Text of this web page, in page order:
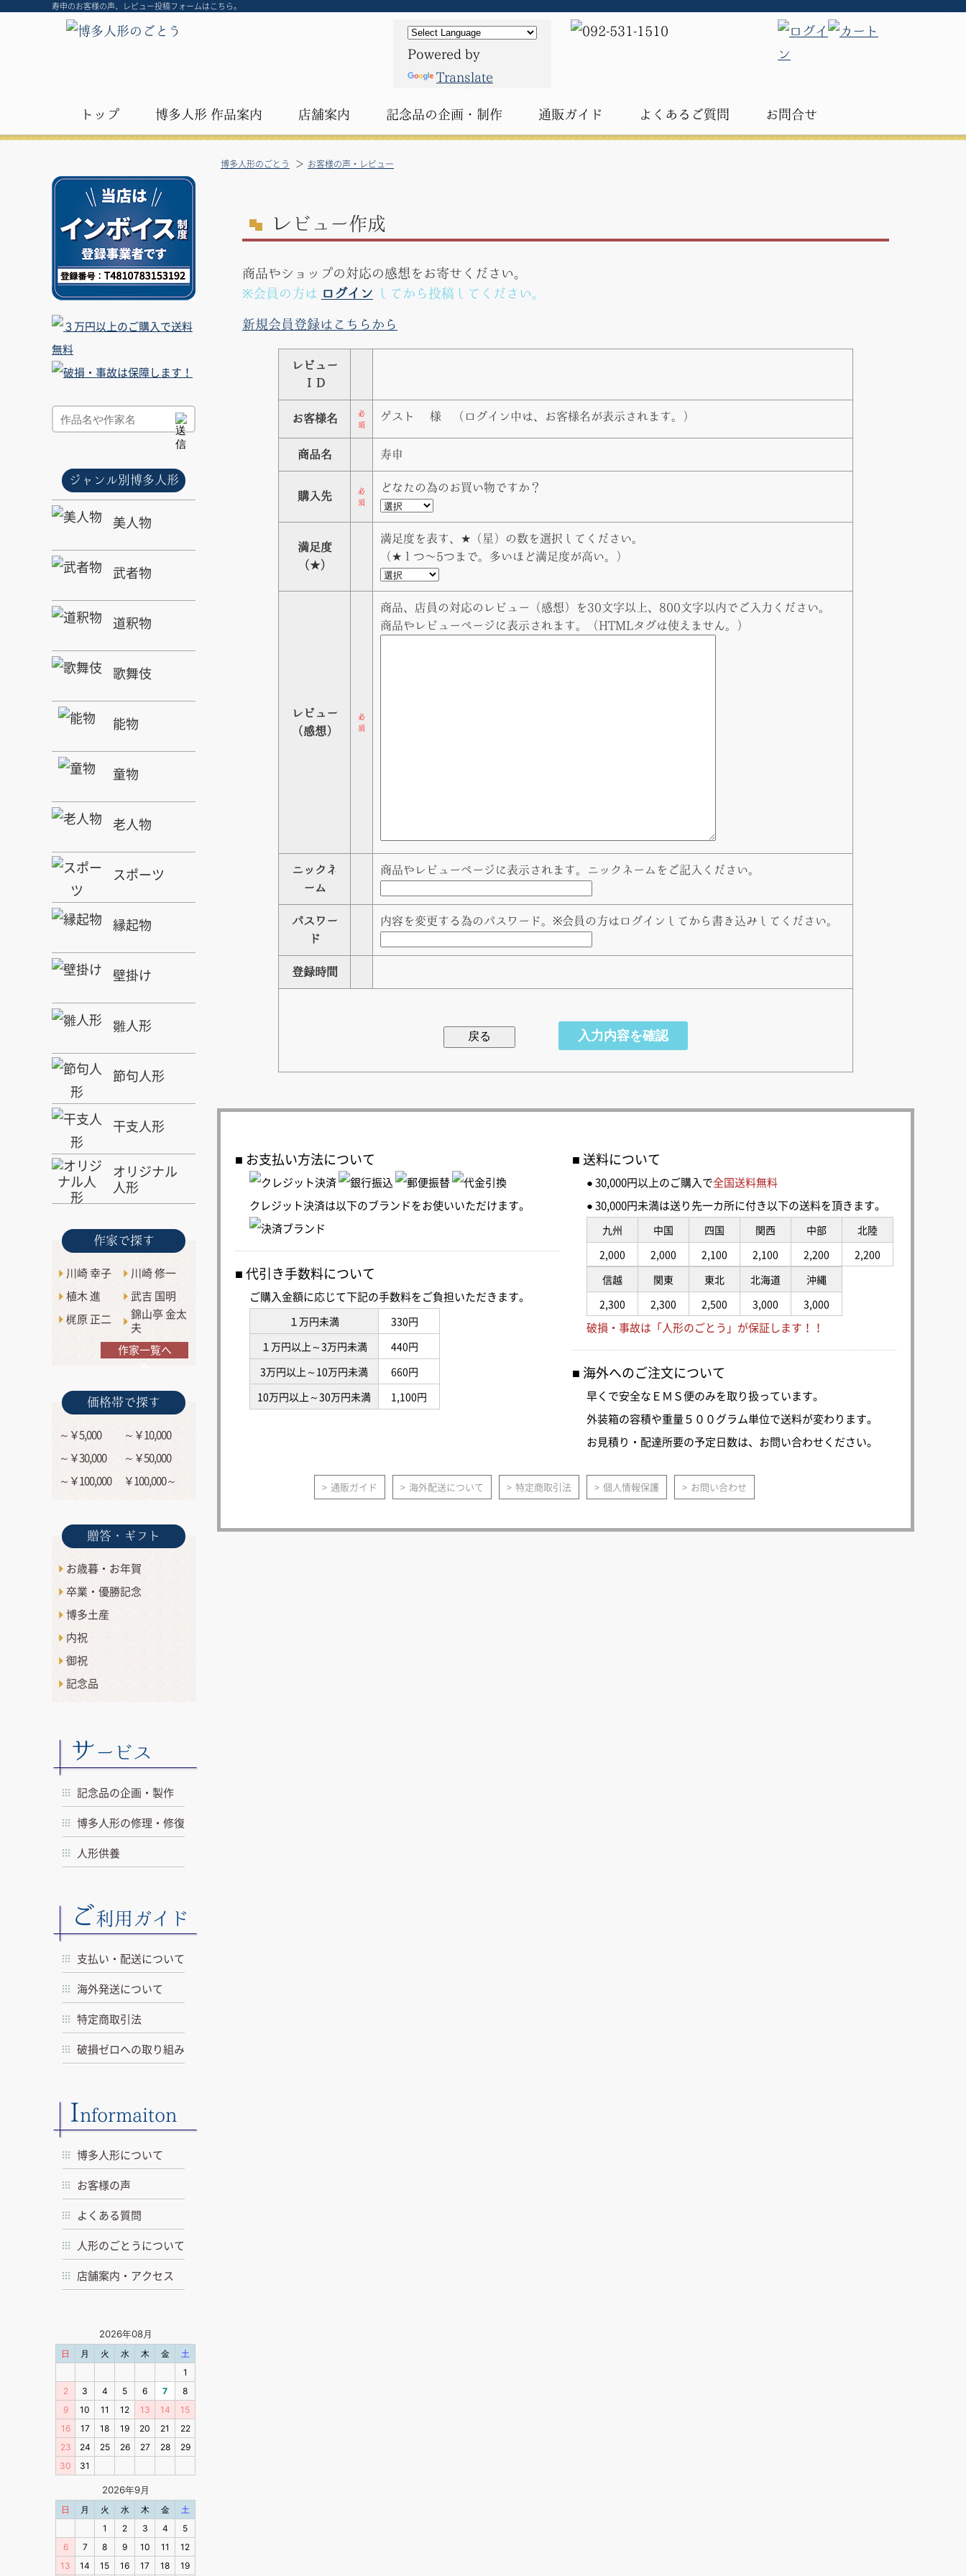
寿申のお客様の声、レビュー投稿フォームはこちら。
Powered by
Translate
トップ 博多人形 作品案内 店舗案内 記念品の企画・制作 通販ガイド よくあるご質問 お問合せ
博多人形のごとう お客様の声・レビュー
レ ビュー作成
商品やショップの対応の感想をお寄せください。
※会員の方は ログイン してから投稿してください。
新規会員登録はこちらから
レビュー
ＩＤ
お客様名
必
須
ゲスト 様 （ログイン中は、お客様名が表示されます。）
商品名 寿申
購入先
必
須
どなたの為のお買い物ですか？
満足度
（★）
満足度を表す、★（星）の数を選択してください。
（★１つ〜5つまで。多いほど満足度が高い。）
レビュー
（感想）
必
須
商品、店員の対応のレビュー（感想）を30文字以上、800文字以内でご入力ください。
商品やレビューページに表示されます。（HTMLタグは使えません。）
ニックネ
ーム
商品やレビューページに表示されます。ニックネームをご記入ください。
パスワー
ド
内容を変更する為のパスワード。※会員の方はログインしてから書き込みしてください。
登録時間
お支払い方法について
クレジット決済は以下のブランドをお使いいただけます。
代引き手数料について
ご購入金額に応じて下記の手数料をご負担いただきます。
１万円未満
330円
１万円以上～3万円未満
440円
3万円以上～10万円未満
660円
10万円以上～30万円未満
1,100円
送料について
● 30,000円以上のご購入で全国送料無料
● 30,000円未満は送り先一カ所に付き以下の送料を頂きます。
九州 中国 四国 関西 中部
北陸
2,000
2,000 2,100 2,100 2,200
2,200
信越
関東 東北 北海道
沖縄
2,300
2,300 2,500 3,000 3,000
破損・事故は「人形のごとう」が保証します！！
海外へのご注文について
早くで安全なＥＭＳ便のみを取り扱っています。
外装箱の容積や重量５００グラム単位で送料が変わります。
お見積り・配達所要の予定日数は、お問い合わせください。
通販ガイド 海外配送について 特定商取引法 個人情報保護 お問い合わせ
ジャンル別博多人形
美人物
武者物
道釈物
歌舞伎
能物
童物
老人物
スポーツ
縁起物
壁掛け
雛人形
節句人形
干支人形
オリジナル
人形
作家で探す
川崎 幸子
川崎 修一
植木 進
武吉 国明
梶原 正二
錦山亭 金太
夫
作家一覧へ
価格帯で探す
～￥5,000
～￥10,000
～￥30,000
～￥50,000
～￥100,000
￥100,000～
贈答・ギフト
お歳暮・お年賀
卒業・優勝記念
博多土産
内祝
御祝
記念品
サービス
記念品の企画・製作
博多人形の修理・修復
人形供養
ご利用ガイド
支払い・配送について
海外発送について
特定商取引法
破損ゼロへの取り組み
Informaiton
博多人形について
お客様の声
よくある質問
人形のごとうについて
店舗案内・アクセス